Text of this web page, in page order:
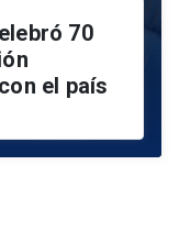
70
el país